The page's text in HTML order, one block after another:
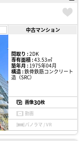
中古マンション
間取り :2DK
専有面積 :43.53㎡
築年月 :1975年04月
構造 :鉄骨鉄筋コンクリート
造（SRC）
画像30枚
動画
パノラマ / VR